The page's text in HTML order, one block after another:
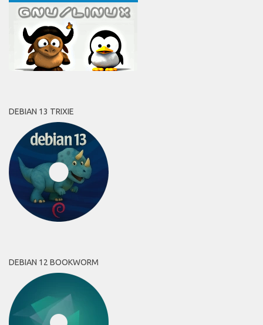
DEBIAN 13 TRIXIE
DEBIAN 12 BOOKWORM